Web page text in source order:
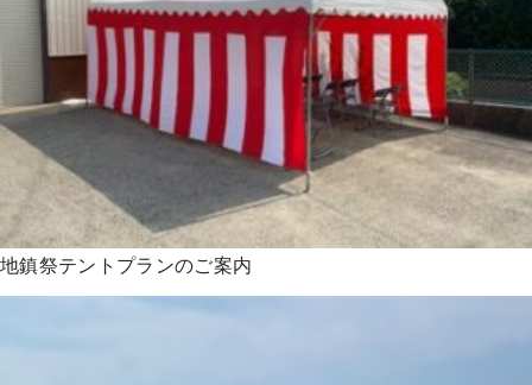
地鎮祭テントプランのご案内